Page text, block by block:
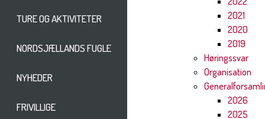
TURE OG AKTIVITETER
NORDSJÆLLANDS FUGLE
NYHEDER
FRIVILLIGE
2021
2020
2019
Høringssvar
Organisation
2026
2025